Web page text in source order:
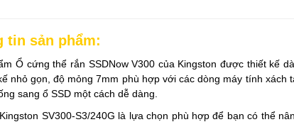
tin sản phẩm:
Ổ cứng thể rắn SSDNow V300 của Kingston được thiết kế
nhỏ gọn, độ mỏng 7mm phù hợp với các dòng máy tính
sang ổ SSD một cách dễ dàng.
SV300-S3/240G là lựa chọn phù hợp để bạn có thể